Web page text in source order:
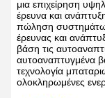
μια επιχείρηση
έρευνα και
πώληση
έρευνας και
βάση τις
αυτοαναπτυγμένα
τεχνολογία
ολοκληρωμένες